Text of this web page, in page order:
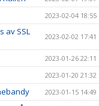
2023-02-04 18:55
av SSL
2023-02-02 17:41
2023-01-26 22:11
2023-01-20 21:32
2023-01-15 14:49